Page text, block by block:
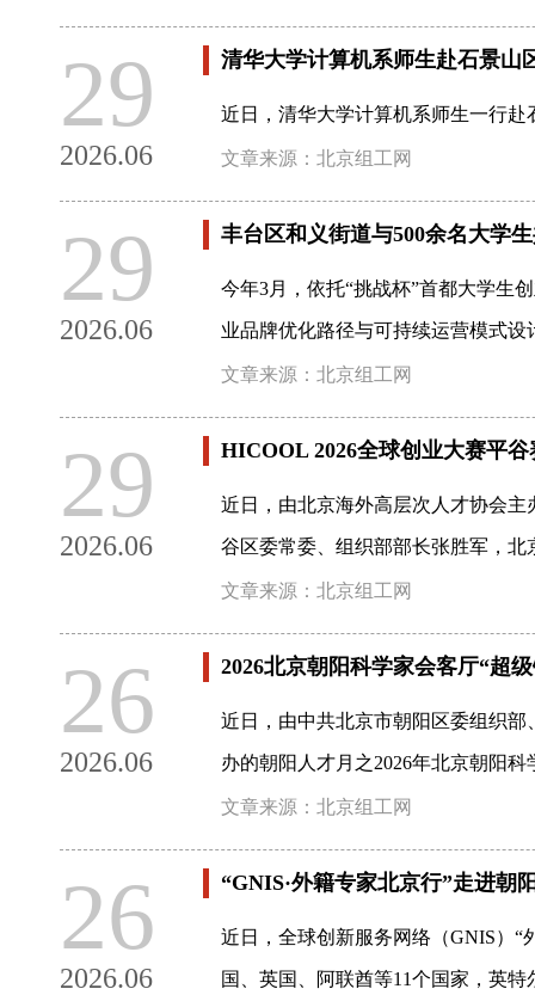
29
2026.06
清华大学计算机系师生赴石景山
近日，清华大学计算机系师生一行
文章来源：北京组工网
29
2026.06
丰台区和义街道与500余名大学
今年3月，依托“挑战杯”首都大学生
业品牌优化路径与可持续运营模式
文章来源：北京组工网
29
2026.06
HICOOL 2026全球创业大赛平
近日，由北京海外高层次人才协会
谷区委常委、组织部部长张胜军，
文章来源：北京组工网
26
2026.06
2026北京朝阳科学家会客厅“超
近日，由中共北京市朝阳区委组织
办的朝阳人才月之2026年北京朝阳
文章来源：北京组工网
26
2026.06
“GNIS·外籍专家北京行”走进朝
近日，全球创新服务网络（GNIS）
国、英国、阿联酋等11个国家，英